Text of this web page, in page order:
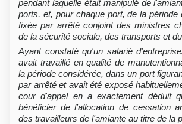
pendant laquelle était manipulé de
ports, et, pour chaque port, de la période
fixée par arrêté conjoint des ministres
de la sécurité sociale, des transports et
Ayant constaté qu'un salarié
avait travaillé en qualité de
la période considérée, dans un port
par arrêté et avait été exposé
cour d'appel en a exactement déduit
bénéficier de l'allocation de cessation
des travailleurs de l'amiante au titre de la